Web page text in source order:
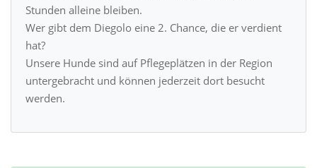
Stunden alleine bleiben.
Wer gibt dem Diegolo eine 2. Chance, die er verdient
hat?
Unsere Hunde sind auf Pflegeplätzen in der Region
untergebracht und können jederzeit dort besucht
werden.